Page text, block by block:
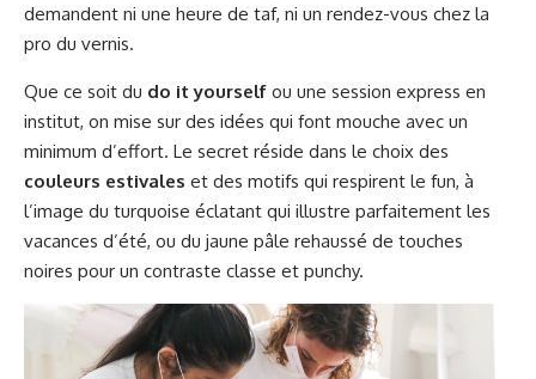
demandent ni une heure de taf, ni un rendez-vous chez la
pro du vernis.
Que ce soit du do it yourself ou une session express en
institut, on mise sur des idées qui font mouche avec un
minimum d’effort. Le secret réside dans le choix des
couleurs estivales et des motifs qui respirent le fun, à
l’image du turquoise éclatant qui illustre parfaitement les
vacances d’été, ou du jaune pâle rehaussé de touches
noires pour un contraste classe et punchy.